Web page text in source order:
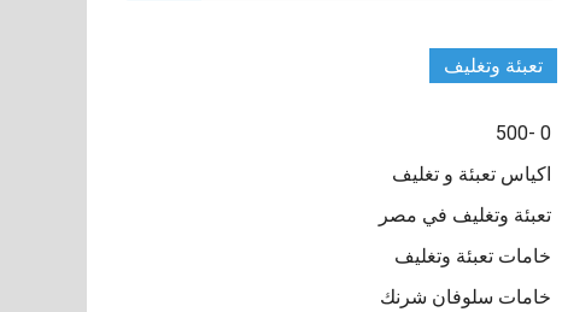
تعبئة وتغليف
0 -500
اكياس تعبئة و تغليف
تعبئة وتغليف في مصر
خامات تعبئة وتغليف
خامات سلوفان شرنك